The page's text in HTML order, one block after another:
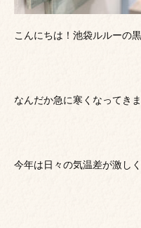
こんにちは！池袋ルルーの黒
なんだか急に寒くなってきま
今年は日々の気温差が激し